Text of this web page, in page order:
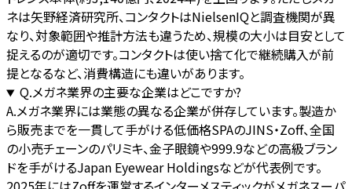
ネは矢野経済研究所、コンタクトはNielsenIQと調査機関が異
なり、対象範囲や推計方法も違うため、規模の大小は目安として
捉えるのが適切です。コンタクトは使い捨て化で継続購入が前
提となるなど、消費構造にも違いがあります。
Q.メガネ業界の主要な企業はどこですか?
A.メガネ業界には業態の異なる企業が併存しています。製造か
ら販売までを一貫して手がける低価格SPAのJINS・Zoff、全国
の小売チェーンのパリミキ、金子眼鏡や999.9などの高級ブラン
ドを手がけるJapan Eyewear Holdingsなどが代表例です。